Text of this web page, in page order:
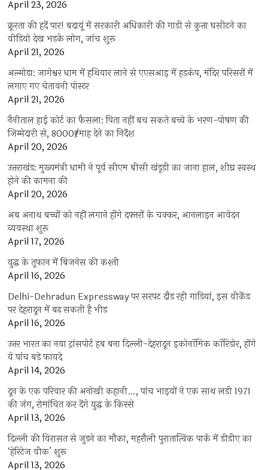
April 23, 2026
क्रूरता की हदें पार! बदायूं में सरकारी अधिकारी की गाड़ी से कुत्ता घसीटने का
वीडियो देख भड़के लोग, जांच शुरू
April 21, 2026
अल्मोड़ा: जागेश्वर धाम में हथियार लाने से एएसआइ में हड़कंप, मंदिर परिसरों में
लगाए गए चेतावनी पोस्टर
April 21, 2026
नैनीताल हाई कोर्ट का फैसला: पिता नहीं बच सकते बच्चे के भरण-पोषण की
जिम्मेदारी से, 8000₹/माह देने का निर्देश
April 20, 2026
उत्तराखंड: मुख्यमंत्री धामी ने पूर्व सीएम बीसी खंडूड़ी का जाना हाल, शीघ्र स्वस्थ
होने की कामना की
April 20, 2026
अब अनाथ बच्चों को नहीं लगाने होंगे दफ्तरों के चक्कर, आनलाइन आवेदन
व्यवस्था शुरू
April 17, 2026
युद्ध के तूफान में बिजनेस की कश्ती
April 16, 2026
Delhi-Dehradun Expressway पर सरपट दौड़ रही गाड़ियां, इस वीकेंड
पर देहरादून में बढ़ सकती है भीड़
April 16, 2026
उत्तर भारत का नया ट्रांसपोर्ट हब बना दिल्ली-देहरादून इकोनॉमिक कॉरिडोर, होंगे
ये पांच बड़े फायदे
April 14, 2026
दून के एक परिवार की अनोखी कहानी…, पांच भाइयों ने एक साथ लड़ी 1971
की जंग, रोमांचित कर देंगे युद्ध के किस्से
April 13, 2026
दिल्ली की विरासत से जुड़ने का मौका, महरौली पुरातात्विक पार्क में डीडीए का
‘हेरिटेज वीक’ शुरू
April 13, 2026